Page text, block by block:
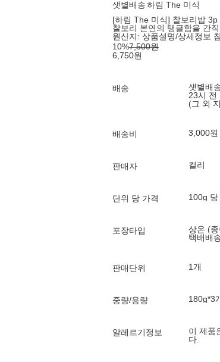
샛별배송하림 The 미식
[하림 The 미식] 찰보리밥 3p
찰보리 본연의 탱글함을 간
원산지: 상품설명/상세정보
10%7,500원
6,750원
배송
샛별배
23시 전
(그 외
배송비 3,000원
판매자 컬리
단위 당 가격 100g 당
포장타입
상온 (
택배배
판매단위 1개
중량/용량 180g*3
알레르기정보
이 제품
다.